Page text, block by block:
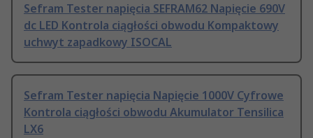
Sefram Tester napięcia SEFRAM62 Napięcie 690V
dc LED Kontrola ciągłości obwodu Kompaktowy
uchwyt zapadkowy ISOCAL
Sefram Tester napięcia Napięcie 1000V Cyfrowe
Kontrola ciągłości obwodu Akumulator Tensilica
LX6